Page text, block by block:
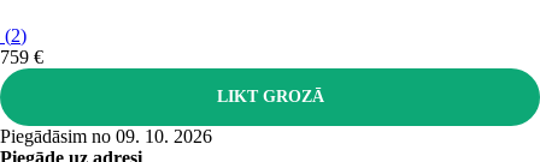
(2)
759 €
LIKT GROZĀ
Piegādāsim no 09. 10. 2026
Piegāde uz adresi